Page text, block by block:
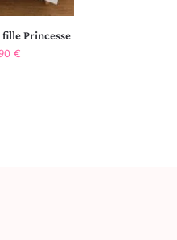
Princesse
€